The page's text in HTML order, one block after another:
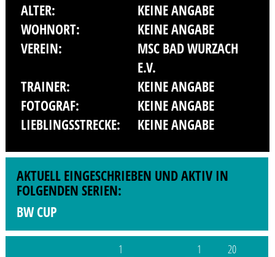
ALTER:
KEINE ANGABE
WOHNORT:
KEINE ANGABE
VEREIN:
MSC BAD WURZACH
E.V.
TRAINER:
KEINE ANGABE
FOTOGRAF:
KEINE ANGABE
LIEBLINGSSTRECKE:
KEINE ANGABE
AKTUELL EINGESCHRIEBEN UND AKTIV IN
FOLGENDEN SERIEN:
BW CUP
1 1 20